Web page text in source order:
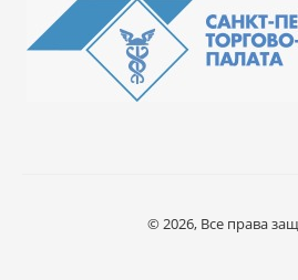
© 2026, Все права